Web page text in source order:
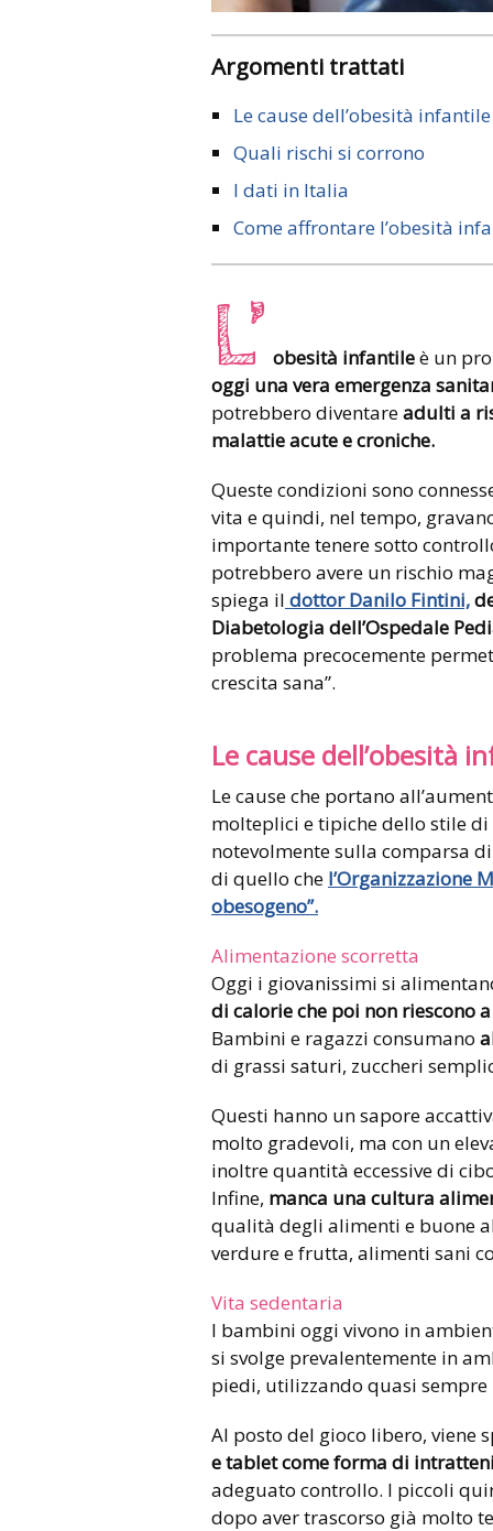
Argomenti trattati
Le cause dell’obesità infantile
Quali rischi si corrono
I dati in Italia
Come affrontare l’obesità
L’ obesità infantileè un
oggi una vera emergenza
potrebbero diventareadulti a
malattie acute e croniche.
Queste condizioni sono
vita e quindi, nel tempo,
importante tenere sotto
potrebbero avere un rischio
spiega il dottor Danilo Fintini,
Diabetologia dell’Ospedale
problema precocemente
crescita sana”.
Le cause dell’obesità
Le cause che portano
molteplici e tipiche dello stile
notevolmente sulla comparsa
di quello che l’Organizzazione
obesogeno”.
Alimentazione scorretta
Oggi i giovanissimi si
di calorie che poi non riescono
Bambini e ragazzi consumano
di grassi saturi, zuccheri
Questi hanno un sapore
molto gradevoli, ma con un
inoltre quantità eccessive di
Infine, manca una cultura
qualità degli alimenti e buone
verdure e frutta, alimenti sani
Vita sedentaria
I bambini oggi vivono in
si svolge prevalentemente in
piedi, utilizzando quasi sempre
Al posto del gioco libero, viene
e tablet come forma di
adeguato controllo. I piccoli
dopo aver trascorso già molto